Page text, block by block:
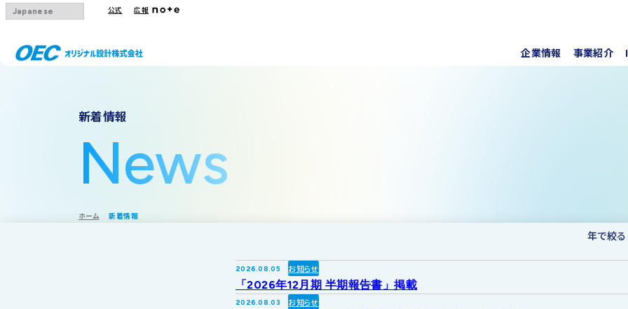
公式 広報
企業情報 事業紹介
新着情報
News
ホーム 新着情報
年で絞る
2026.08.05 お知らせ
「2026年12月期 半期報告書」掲載
2026.08.03 お知らせ